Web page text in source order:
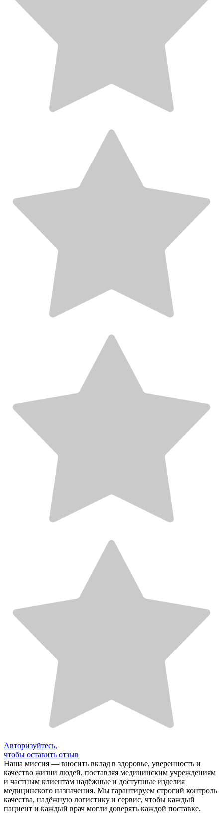
Авторизуйтесь,
чтобы оставить отзыв
Наша миссия — вносить вклад в здоровье, уверенность и
качество жизни людей, поставляя медицинским учреждениям
и частным клиентам надёжные и доступные изделия
медицинского назначения. Мы гарантируем строгий контроль
качества, надёжную логистику и сервис, чтобы каждый
пациент и каждый врач могли доверять каждой поставке.